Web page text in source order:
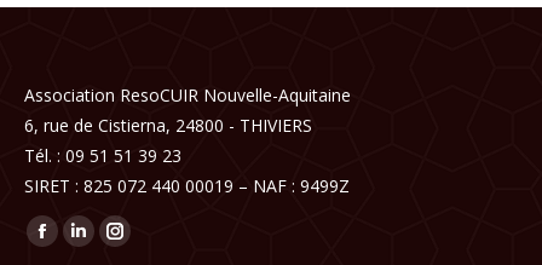
Association ResoCUIR Nouvelle-Aquitaine
6, rue de Cistierna, 24800 - THIVIERS
Tél. : 09 51 51 39 23
SIRET : 825 072 440 00019 – NAF : 9499Z
Trouvez nous sur :
Facebook
LinkedInInstagram